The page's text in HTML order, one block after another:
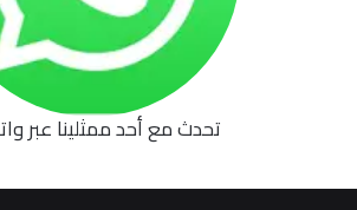
تحدث مع أحد ممثلينا عبر